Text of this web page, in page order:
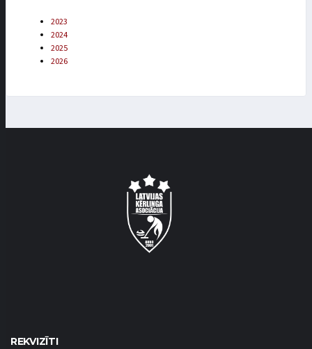
2023
2024
2025
2026
REKVIZĪTI